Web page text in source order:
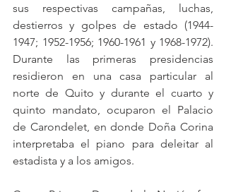
sus respectivas campañas, luchas,
destierros y golpes de estado (1944-
1947; 1952-1956; 1960-1961 y 1968-1972).
Durante las primeras presidencias
residieron en una casa particular al
norte de Quito y durante el cuarto y
quinto mandato, ocuparon el Palacio
de Carondelet, en donde Doña Corina
interpretaba el piano para deleitar al
estadista y a los amigos.